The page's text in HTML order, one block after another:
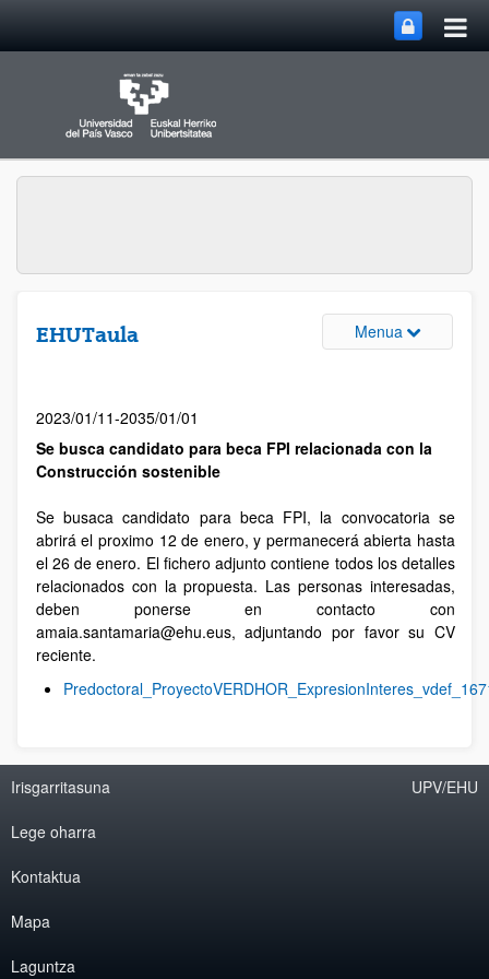
EHUTaula Menua
2023/01/11-2035/01/01
Se busca candidato para beca FPI relacionada con la
Construcción sostenible
Se busaca candidato para beca FPI, la convocatoria se
abrirá el proximo 12 de enero, y permanecerá abierta hasta
el 26 de enero. El fichero adjunto contiene todos los detalles
relacionados con la propuesta. Las personas interesadas,
deben ponerse en contacto con
amaia.santamaria@ehu.eus, adjuntando por favor su CV
reciente.
Irisgarritasuna
Lege oharra
Kontaktua
Mapa
Laguntza
UPV/EHU